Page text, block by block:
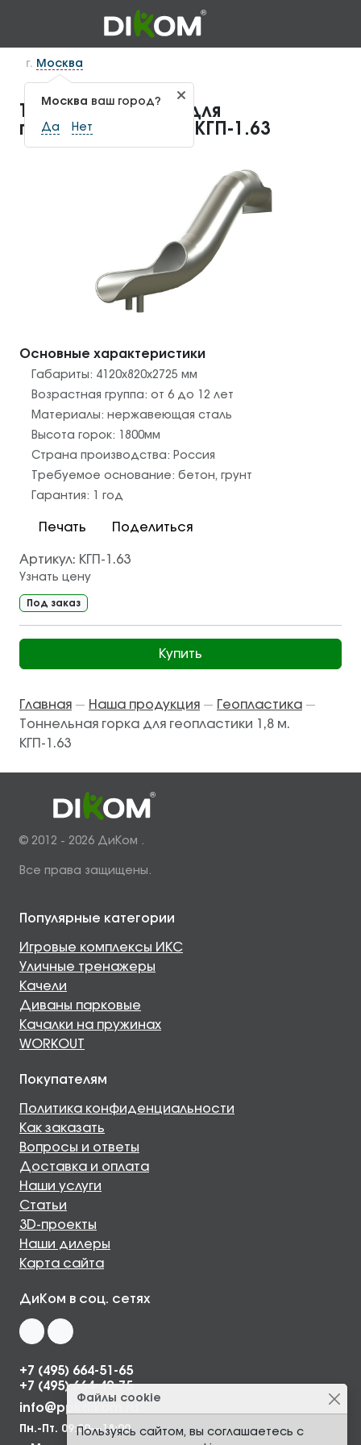
г. Москва
Москва ваш город?
Да Нет
Тоннельная горка для
геопластики 1,8 м. КГП-1.63
Основные характеристики
Габариты: 4120х820х2725 мм
Возрастная группа: от 6 до 12 лет
Материалы: нержавеющая сталь
Высота горок:
1800мм
Страна производства: Россия
Требуемое основание: бетон, грунт
Гарантия:
1 год
Печать Поделиться
Артикул: КГП-1.63
Узнать цену
Под заказ
Купить
Главная — Наша продукция — Геопластика —
Тоннельная горка для геопластики 1,8 м.
КГП-1.63
© 2012 - 2026 ДиКом .
Все права защищены.
Файлы cookie
Пользуясь сайтом, вы соглашаетесь с
Популярные категории
Игровые комплексы ИКС
Уличные тренажеры
Качели
Диваны парковые
Качалки на пружинах
WORKOUT
Покупателям
Политика конфиденциальности
Как заказать
Вопросы и ответы
Доставка и оплата
Наши услуги
Статьи
3D-проекты
Наши дилеры
Карта сайта
ДиКом в соц. сетях
+7 (495) 664-51-65
+7 (495) 664-49-75
info@ppkdikom.ru
Пн.-Пт. 09:00—18:00